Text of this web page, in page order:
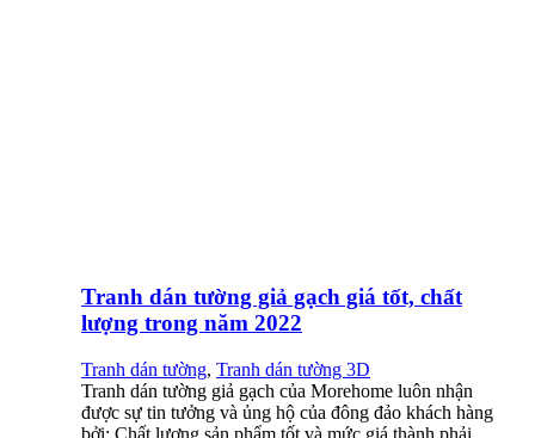
Tranh dán tường giả gạch giá tốt, chất
lượng trong năm 2022
Tranh dán tường, Tranh dán tường 3D
Tranh dán tường giả gạch của Morehome luôn nhận
được sự tin tưởng và ủng hộ của đông đảo khách hàng
bởi: Chất lượng sản phẩm tốt và mức giá thành phải